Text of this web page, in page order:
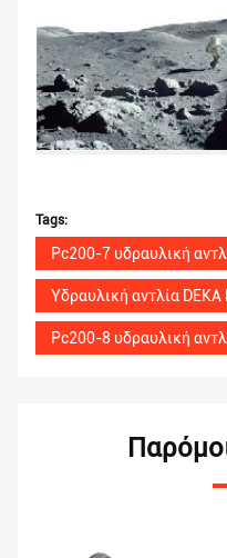
Tags:
Pc200-7 υδραυλική
Υδραυλική αντλία
Pc200-8 υδραυλική